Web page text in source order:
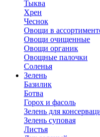
Тыква
Хрен
Чеснок
Овощи в
Овощи очищенные
Овощи органик
Овощные палочки
Соленья
Зелень
Базилик
Ботва
Горох и фасоль
Зелень для
Зелень суповая
Листья